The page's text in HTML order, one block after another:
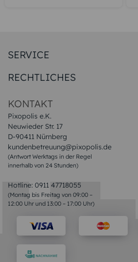
KONTAKT
Pixopolis e.K.
Neuwieder Str. 17
D-90411 Nürnberg
kundenbetreuung@pixopolis.de
(Antwort Werktags in der Regel
innerhalb von 24 Stunden)
Hotline: 0911 47718055
(Montag bis Freitag von 09:00 –
12:00 Uhr und 13:00 – 17:00 Uhr)
SERVICE
Druck & Qualitat
RECHTLICHES
Impressum & AGB